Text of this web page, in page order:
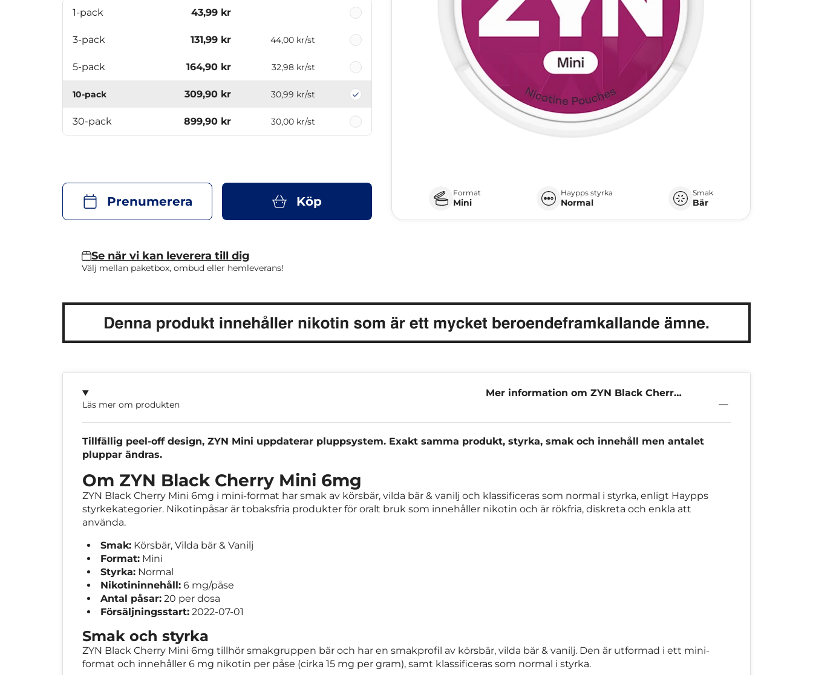
Format
Mini
Haypps styrka
Normal
Smak
Bär
1-pack 43,99 kr
3-pack 131,99 kr 44,00 kr/st
5-pack 164,90 kr 32,98 kr/st
10-pack 309,90 kr 30,99 kr/st
30-pack 899,90 kr 30,00 kr/st
Prenumerera Köp
Se när vi kan leverera till dig
Välj mellan paketbox, ombud eller hemleverans!
Mer information om ZYN Black Cherry
Läs mer om produkten
Tillfällig peel-off design, ZYN Mini uppdaterar pluppsystem. Exakt samma produkt, styrka, smak och innehåll men antalet
pluppar ändras.
Om ZYN Black Cherry Mini 6mg
ZYN Black Cherry Mini 6mg i mini-format har smak av körsbär, vilda bär & vanilj och klassificeras som normal i styrka, enligt Haypps
styrkekategorier. Nikotinpåsar är tobaksfria produkter för oralt bruk som innehåller nikotin och är rökfria, diskreta och enkla att
använda.
Smak: Körsbär, Vilda bär & Vanilj
Format: Mini
Styrka: Normal
Nikotininnehåll: 6 mg/påse
Antal påsar: 20 per dosa
Försäljningsstart: 2022-07-01
Smak och styrka
ZYN Black Cherry Mini 6mg tillhör smakgruppen bär och har en smakprofil av körsbär, vilda bär & vanilj. Den är utformad i ett mini-
format och innehåller 6 mg nikotin per påse (cirka 15 mg per gram), samt klassificeras som normal i styrka.